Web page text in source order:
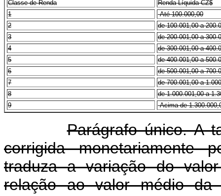
Classe de Renda
Renda Líquida CZ$
1
Até 100.000,00
2
de 100.001,00 a
3
de 200.001,00 a
4
de 300.001,00 a
5
de 400.001,00 a
6
de 500.001,00 a
7
de 700.001,00 a
8
de 1.000.001,00 a
9
Acima de
Parágrafo único. A
corrigida monetariamente
traduza a variação do
relação ao valor médio